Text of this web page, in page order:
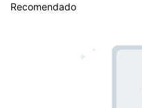
Recomendado